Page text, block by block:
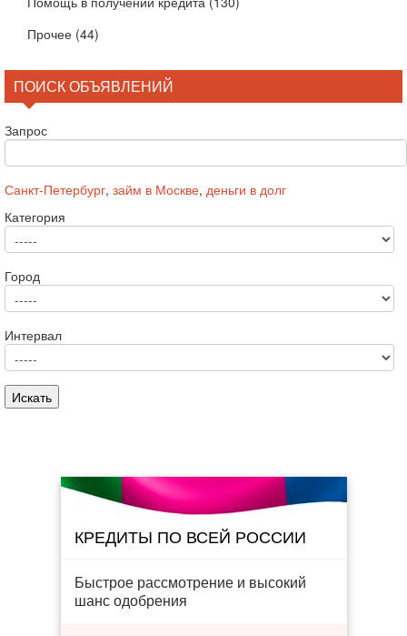
Прочее (44)
ПОИСК ОБЪЯВЛЕНИЙ
Запрос
Санкт-Петербург, займ в Москве, деньги в долг
Категория
Город
Интервал
КРЕДИТЫ ПО ВСЕЙ РОССИИ
Быстрое рассмотрение и высокий
шанс одобрения